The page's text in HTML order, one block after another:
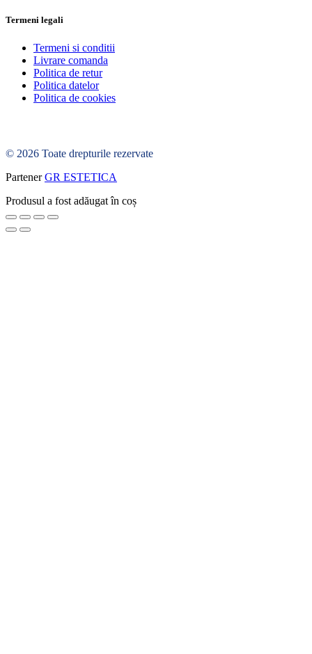
Termeni legali
Termeni si conditii
Livrare comanda
Politica de retur
Politica datelor
Politica de cookies
© 2026 Toate drepturile rezervate
PartenerGR ESTETICA
Produsul a fost adăugat în coș